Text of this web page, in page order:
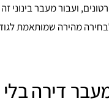
ועבור מעבר
מהירה שמותאמת
דירה